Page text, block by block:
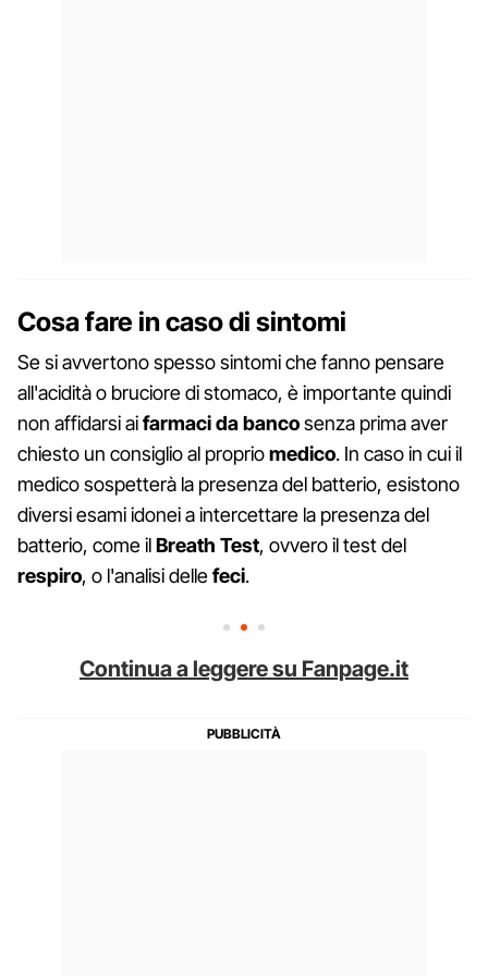
Cosa fare in caso di sintomi
Se si avvertono spesso sintomi che fanno pensare
all'acidità o bruciore di stomaco, è importante quindi
non affidarsi aifarmaci da bancosenza prima aver
chiesto un consiglio al propriomedico. In caso in cui il
medico sospetterà la presenza del batterio, esistono
diversi esami idonei a intercettare la presenza del
batterio, come ilBreath Test, ovvero il test del
respiro, o l'analisi dellefeci.
Continua a leggere su Fanpage.it